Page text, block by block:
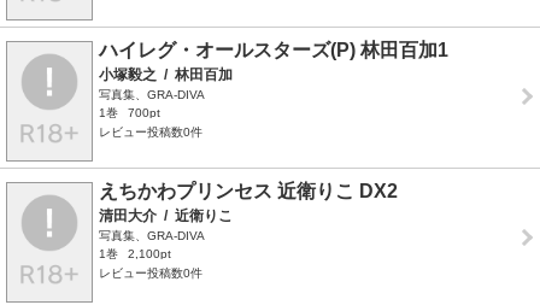
ハイレグ・オールスターズ(P) 林田百加1
小塚毅之 / 林田百加
写真集、GRA-DIVA
1巻
700pt
レビュー投稿数0件
えちかわプリンセス 近衛りこ DX2
清田大介 / 近衛りこ
写真集、GRA-DIVA
1巻
2,100pt
レビュー投稿数0件